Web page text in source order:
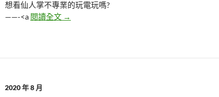
想看仙人掌不專業的玩電玩嗎?
——-<a 閱讀全文 她看了老公藏的日記本，發現不該知道的秘
→
2020 年 8 月